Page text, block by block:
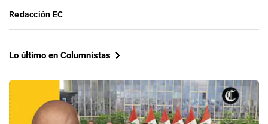
Redacción EC
Lo último en Columnistas